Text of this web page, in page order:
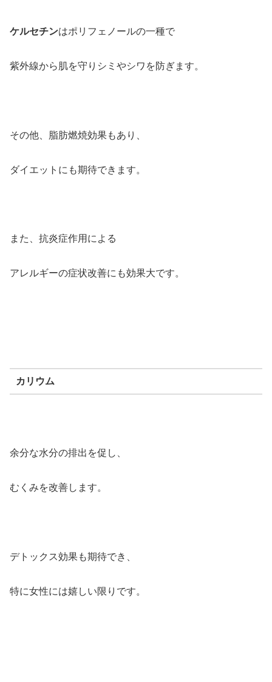
ケルセチンはポリフェノールの一種で
紫外線から肌を守りシミやシワを防ぎます。
その他、脂肪燃焼効果もあり、
ダイエットにも期待できます。
また、抗炎症作用による
アレルギーの症状改善にも効果大です。
カリウム
余分な水分の排出を促し、
むくみを改善します。
デトックス効果も期待でき、
特に女性には嬉しい限りです。